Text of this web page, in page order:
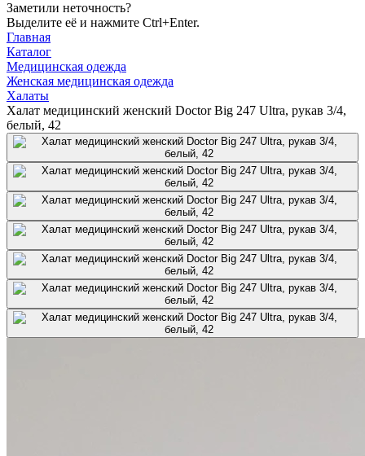
Заметили неточность?
Выделите её и нажмите Ctrl+Enter.
Главная
Каталог
Медицинская одежда
Женская медицинская одежда
Халаты
Халат медицинский женский Doctor Big 247 Ultra, рукав 3/4,
белый, 42